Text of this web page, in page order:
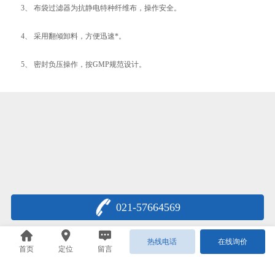
3、 布袋过滤器为抗静电特种纤维布，操作安全。
4、 采用翻倾卸料，方便迅速*。
5、 密封负压操作，按GMP规范设计。
021-57664569
首页 定位 留言
热线电话 在线询价